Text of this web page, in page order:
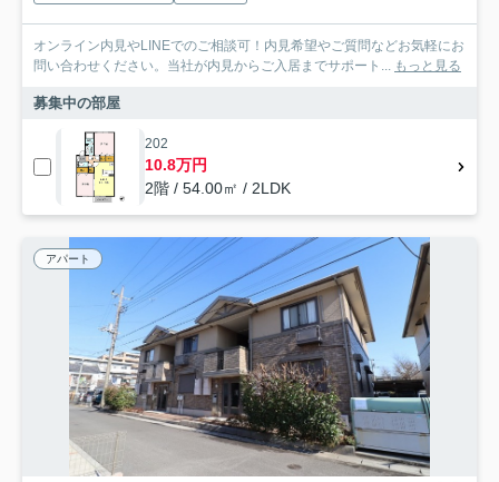
オンライン内見やLINEでのご相談可！内見希望やご質問などお気軽にお
問い合わせください。当社が内見からご入居までサポート... もっと見る
募集中の部屋
202
10.8万円
2階 / 54.00㎡ / 2LDK
アパート